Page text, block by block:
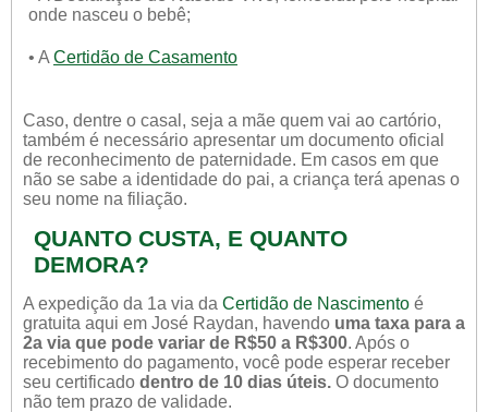
onde nasceu o bebê;
• A Certidão de Casamento
Caso, dentre o casal, seja a mãe quem vai ao cartório,
também é necessário apresentar um documento oficial
de reconhecimento de paternidade. Em casos em que
não se sabe a identidade do pai, a criança terá apenas o
seu nome na filiação.
QUANTO CUSTA, E QUANTO
DEMORA?
A expedição da 1a via da Certidão de Nascimento é
gratuita aqui em José Raydan, havendo uma taxa para a
2a via que pode variar de R$50 a R$300. Após o
recebimento do pagamento, você pode esperar receber
seu certificado dentro de 10 dias úteis. O documento
não tem prazo de validade.